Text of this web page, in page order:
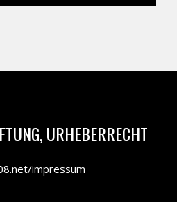
URHEBERRECHT
impressum